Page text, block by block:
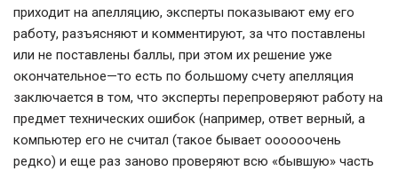
приходит на апелляцию, эксперты показывают ему его
работу, разъясняют и комментируют, за что поставлены
или не поставлены баллы, при этом их решение уже
окончательное—то есть по большому счету апелляция
заключается в том, что эксперты перепроверяют работу на
предмет технических ошибок (например, ответ верный, а
компьютер его не считал (такое бывает оооооочень
редко) и еще раз заново проверяют всю «бывшую» часть